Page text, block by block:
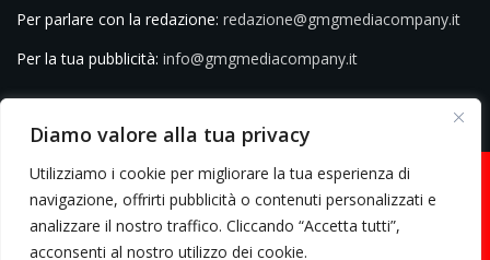
Diamo valore alla tua privacy
Utilizziamo i cookie per migliorare la tua esperienza di
navigazione, offrirti pubblicità o contenuti personalizzati e
analizzare il nostro traffico. Cliccando “Accetta tutti”,
acconsenti al nostro utilizzo dei cookie.
Per parlare con la redazione: redazione@gmgmediacompany.it
Per la tua pubblicità: info@gmgmediacompany.it
© 2026 GMG Media Company Di Mossutti Gianluca | Sede legale: Corso